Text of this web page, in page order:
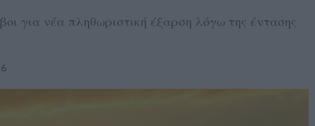
για νέα πληθωριστική έξαρση λόγω της έντασης